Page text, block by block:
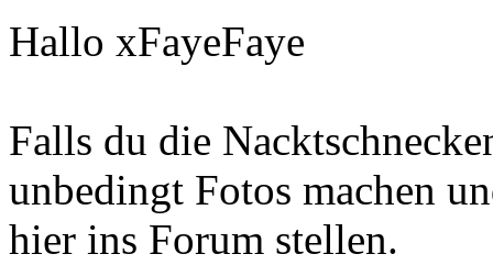
Hallo xFayeFaye
Falls du die
unbedingt Fotos machen
hier ins Forum stellen.